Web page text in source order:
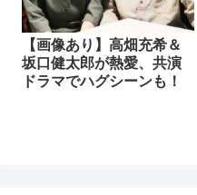
【画像あり】高畑充希＆
坂口健太郎が熱愛、共演
ドラマでハグシーンも！